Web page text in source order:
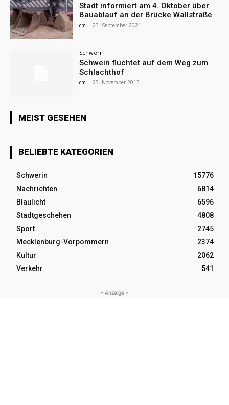
Stadt informiert am 4. Oktober über
Bauablauf an der Brücke Wallstraße
cm - 23. September 2021
Schwerin
Schwein flüchtet auf dem Weg zum
Schlachthof
cm - 25. November 2013
MEIST GESEHEN
BELIEBTE KATEGORIEN
Schwerin
15776
Nachrichten
6814
Blaulicht
6596
Stadtgeschehen
4808
Sport
2745
Mecklenburg-Vorpommern
2374
Kultur
2062
Verkehr
541
- Anzeige -